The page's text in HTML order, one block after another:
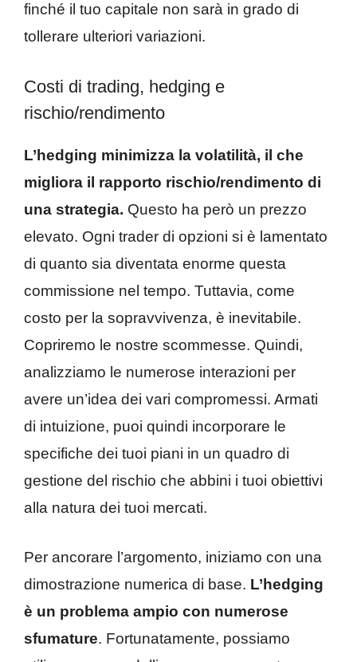
finché il tuo capitale non sarà in grado di
tollerare ulteriori variazioni.
Costi di trading, hedging e
rischio/rendimento
L’hedging minimizza la volatilità, il che
migliora il rapporto rischio/rendimento di
una strategia. Questo ha però un prezzo
elevato. Ogni trader di opzioni si è lamentato
di quanto sia diventata enorme questa
commissione nel tempo. Tuttavia, come
costo per la sopravvivenza, è inevitabile.
Copriremo le nostre scommesse. Quindi,
analizziamo le numerose interazioni per
avere un’idea dei vari compromessi. Armati
di intuizione, puoi quindi incorporare le
specifiche dei tuoi piani in un quadro di
gestione del rischio che abbini i tuoi obiettivi
alla natura dei tuoi mercati.
Per ancorare l’argomento, iniziamo con una
dimostrazione numerica di base. L’hedging
è un problema ampio con numerose
sfumature. Fortunatamente, possiamo